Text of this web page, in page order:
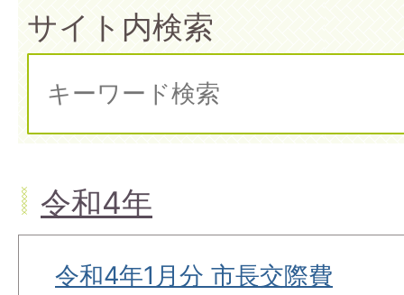
サイト内検索
令和4年
令和4年1月分 市長交際費